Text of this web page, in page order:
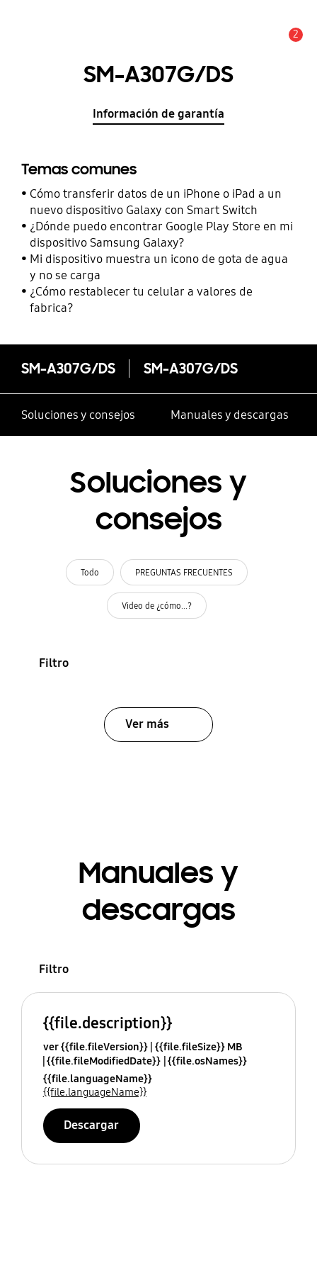
2
SM-A307G/DS
Información de garantía
Temas comunes
Cómo transferir datos de un iPhone o iPad a un
nuevo dispositivo Galaxy con Smart Switch
¿Dónde puedo encontrar Google Play Store en mi
dispositivo Samsung Galaxy?
Mi dispositivo muestra un icono de gota de agua
y no se carga
¿Cómo restablecer tu celular a valores de
fabrica?
SM-A307G/DS SM-A307G/DS
Soluciones y consejos Manuales y descargas
Soluciones y
consejos
Todo PREGUNTAS FRECUENTES
Video de ¿cómo...?
Filtro
Ver más
Manuales y
descargas
Filtro
{{file.description}}
ver {{file.fileVersion}} {{file.fileSize}} MB
{{file.fileModifiedDate}} {{file.osNames}}
{{file.languageName}}
{{file.languageName}}
Descargar